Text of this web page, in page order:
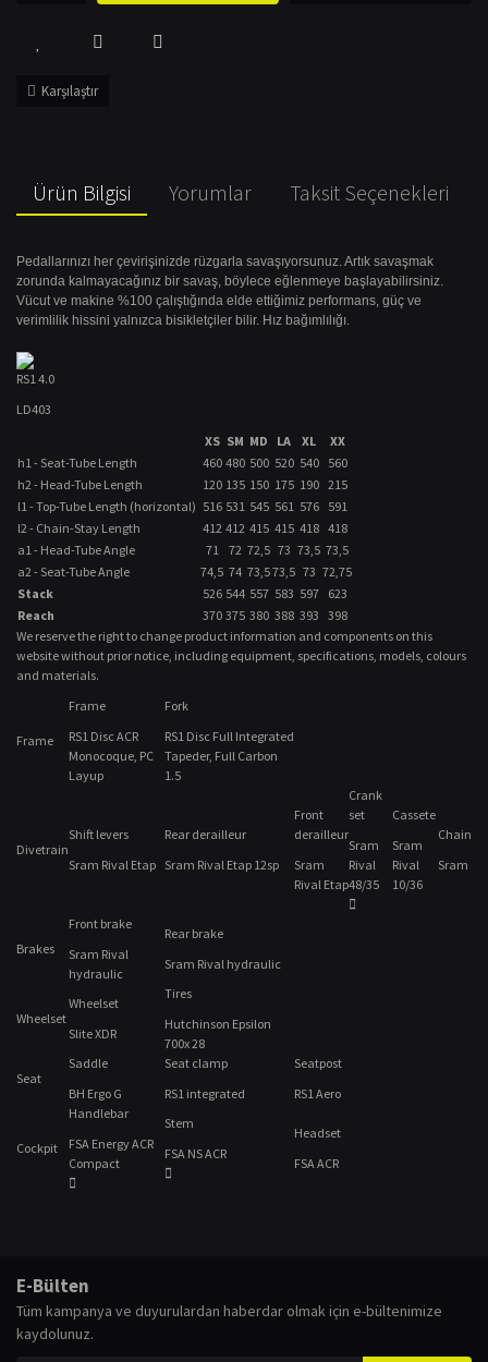
Karşılaştır
Ürün Bilgisi Yorumlar Taksit Seçenekleri
Pedallarınızı her çevirişinizde rüzgarla savaşıyorsunuz. Artık savaşmak
zorunda kalmayacağınız bir savaş, böylece eğlenmeye başlayabilirsiniz.
Vücut ve makine %100 çalıştığında elde ettiğimiz performans, güç ve
verimlilik hissini yalnızca bisikletçiler bilir. Hız bağımlılığı.
RS1 4.0
LD403
XS SM MD LA XL
XX
h1 - Seat-Tube Length
460 480 500 520 540
560
h2 - Head-Tube Length
120 135 150 175 190 215
l1 - Top-Tube Length (horizontal) 516 531 545 561 576
591
l2 - Chain-Stay Length
412 412 415 415 418 418
a1 - Head-Tube Angle
71 72 72,5 73 73,5 73,5
a2 - Seat-Tube Angle
74,5 74 73,573,5 73 72,75
Stack
526 544 557 583 597
623
Reach
370 375 380 388 393 398
We reserve the right to change product information and components on this
website without prior notice, including equipment, specifications, models, colours
and materials.
Frame
Frame
RS1 Disc ACR
Monocoque, PC
Layup
Fork
RS1 Disc Full Integrated
Tapeder, Full Carbon
1.5
Divetrain
Shift levers
Sram Rival Etap
Rear derailleur
Sram Rival Etap 12sp
Front
derailleur
Sram
Rival Etap
Crank
set
Sram
Rival
48/35
Cassete
Sram
Rival
10/36
Chain
Sram
Brakes
Front brake
Sram Rival
hydraulic
Rear brake
Sram Rival hydraulic
Wheelset
Wheelset
Slite XDR
Tires
Hutchinson Epsilon
700x 28
Seat
Saddle
BH Ergo G
Seat clamp
RS1 integrated
Seatpost
RS1 Aero
Cockpit
Handlebar
FSA Energy ACR
Compact
Stem
FSA NS ACR
Headset
FSA ACR
iletebilirsiniz.
Görüş ve önerileriniz için teşekkür ederiz.
E-Bülten
Tüm kampanya ve duyurulardan haberdar olmak için e-bültenimize
kaydolunuz.